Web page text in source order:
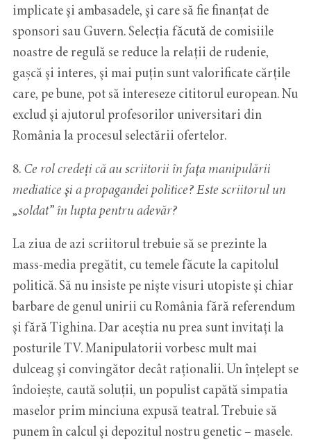
implicate şi ambasadele, şi care să fie finanțat de
sponsori sau Guvern. Selecția făcută de comisiile
noastre de regulă se reduce la relaţii de rudenie,
gașcă şi interes, şi mai puţin sunt valorificate cărţile
care, pe bune, pot să intereseze cititorul european. Nu
exclud şi ajutorul profesorilor universitari din
România la procesul selectării ofertelor.
8.Ce rol credeți că au scriitorii în faţa manipulării
mediatice şi a propagandei politice? Este scriitorul un
„soldat” în lupta pentru adevăr?
La ziua de azi scriitorul trebuie să se prezinte la
mass-media pregătit, cu temele făcute la capitolul
politică. Să nu insiste pe nişte visuri utopiste şi chiar
barbare de genul unirii cu România fără referendum
şi fără Tighina. Dar aceştia nu prea sunt invitați la
posturile TV. Manipulatorii vorbesc mult mai
dulceag şi convingător decât raționalii. Un înțelept se
îndoiește, caută soluții, un populist capătă simpatia
maselor prim minciuna expusă teatral. Trebuie să
punem în calcul şi depozitul nostru genetic – masele.